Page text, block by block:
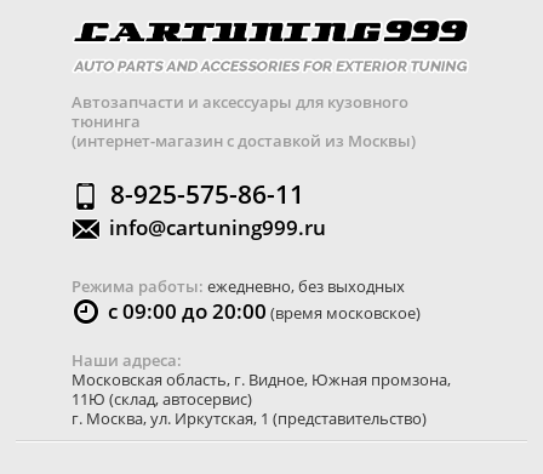
Автозапчасти и аксессуары для кузовного
тюнинга
(интернет-магазин с доставкой из Москвы)
8-925-575-86-11
info@cartuning999.ru
Режима работы: ежедневно, без выходных
с 09:00 до 20:00 (время московское)
Наши адреса:
Московская область, г. Видное, Южная промзона,
11Ю (склад, автосервис)
г. Москва,ул. Иркутская, 1 (представительство)